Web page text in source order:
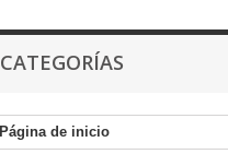
CATEGORÍAS
Página de inicio